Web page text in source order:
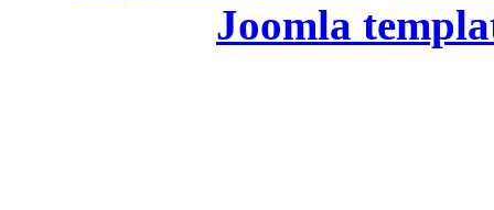
Joomla